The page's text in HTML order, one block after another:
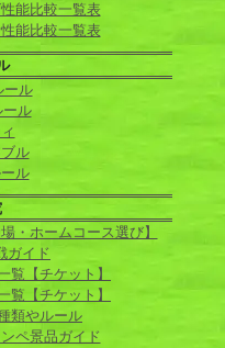
能比較一覧表
能比較一覧表
ール
ル
ル
ル
・ホームコース選び】
ガイド
【チケット】
覧【チケット】
類やルール
ペ景品ガイド